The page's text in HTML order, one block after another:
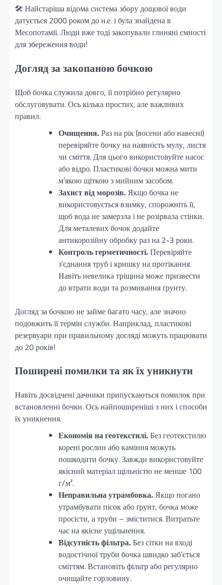
🛠 Найстаріша відома система збору дощової води
датується 2000 роком до н.е. і була знайдена в
Месопотамії. Люди вже тоді закопували глиняні ємності
для збереження води!
Догляд за закопаною бочкою
Щоб бочка служила довго, її потрібно регулярно
обслуговувати. Ось кілька простих, але важливих
правил.
Очищення.Раз на рік (восени або навесні)
перевіряйте бочку на наявність мулу, листя
чи сміття. Для цього використовуйте насос
або відро. Пластикові бочки можна мити
м’якою щіткою з мийним засобом.
Захист від морозів.Якщо бочка не
використовується взимку, спорожніть її,
щоб вода не замерзла і не розірвала стінки.
Для металевих бочок додайте
антикорозійну обробку раз на 2-3 роки.
Контроль герметичності.Перевіряйте
з’єднання труб і кришку на протікання.
Навіть невелика тріщина може призвести
до втрати води та розмивання ґрунту.
Догляд за бочкою не займе багато часу, але значно
подовжить її термін служби. Наприклад, пластикові
резервуари при правильному догляді можуть працювати
до 20 років!
Поширені помилки та як їх уникнути
Навіть досвідчені дачники припускаються помилок при
встановленні бочки. Ось найпоширеніші з них і способи
їх уникнення.
Економія на геотекстилі.Без геотекстилю
корені рослин або каміння можуть
пошкодити бочку. Завжди використовуйте
якісний матеріал щільністю не менше 100
г/м².
Неправильна утрамбовка.Якщо погано
утрамбувати пісок або ґрунт, бочка може
просісти, а труби – зміститися. Витратьте
час на якісне ущільнення.
Відсутність фільтра.Без сітки на вході
водостічної труби бочка швидко заб’ється
сміттям. Встановіть фільтр або регулярно
очищайте горловину.